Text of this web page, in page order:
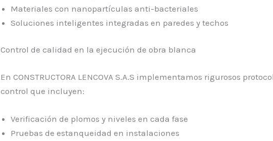
Materiales con nanopartículas anti-bacteriales
Soluciones inteligentes integradas en paredes y techos
Control de calidad en la ejecución de obra blanca
En CONSTRUCTORA LENCOVA S.A.S implementamos rigurosos
control que incluyen:
Verificación de plomos y niveles en cada fase
Pruebas de estanqueidad en instalaciones